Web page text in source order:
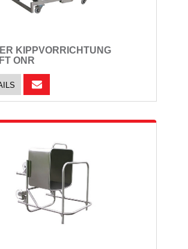
KIPPVORRICHTUNG
ONR